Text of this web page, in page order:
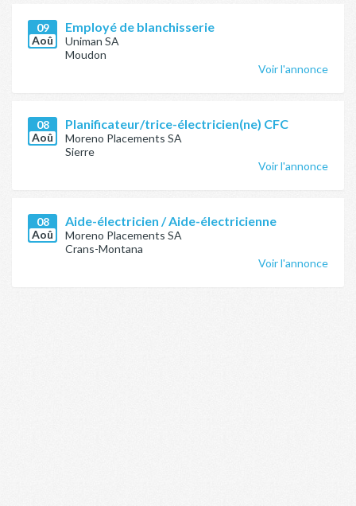
09
Aoû
Employé de blanchisserie
Uniman SA
Moudon
Voir l'annonce
08
Aoû
Planificateur/trice-électricien(ne) CFC
Moreno Placements SA
Sierre
Voir l'annonce
08
Aoû
Aide-électricien / Aide-électricienne
Moreno Placements SA
Crans-Montana
Voir l'annonce